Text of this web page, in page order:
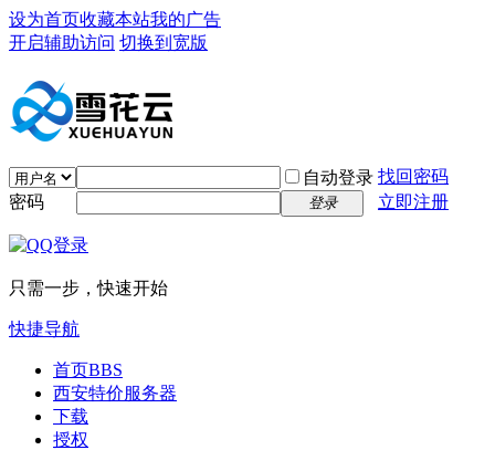
设为首页收藏本站我的广告
开启辅助访问 切换到宽版
自动登录 找回密码
密码
登录 立即注册
只需一步，快速开始
快捷导航
首页BBS
西安特价服务器
下载
授权